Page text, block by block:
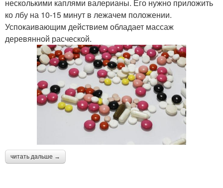
несколькими каплями валерианы. Его нужно приложить
ко лбу на 10-15 минут в лежачем положении.
Успокаивающим действием обладает массаж
деревянной расческой.
читать дальше →